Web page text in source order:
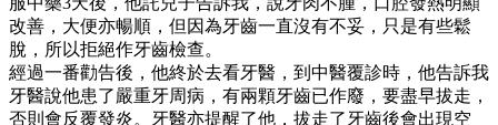
改善，大便亦暢順，但因為牙齒一直沒有不妥，只是有些鬆
脫，所以拒絕作牙齒檢查。
經過一番勸告後，他終於去看牙醫，到中醫覆診時，他告訴我
牙醫說他患了嚴重牙周病，有兩顆牙齒已作廢，要盡早拔走，
否則會反覆發炎。牙醫亦提醒了他，拔走了牙齒後會出現空